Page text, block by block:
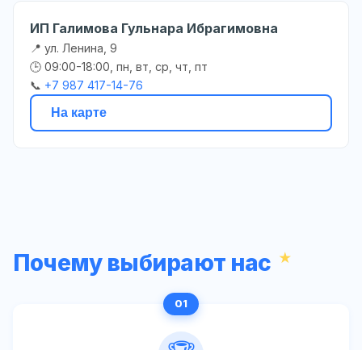
ИП Галимова Гульнара Ибрагимовна
📍 ул. Ленина, 9
🕒 09:00-18:00, пн, вт, ср, чт, пт
📞 +7 987 417-14-76
На карте
Почему выбирают нас